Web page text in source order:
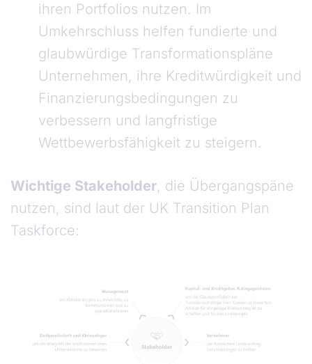
ihren Portfolios nutzen. Im
Umkehrschluss helfen fundierte und
glaubwürdige Transformationspläne
Unternehmen, ihre Kreditwürdigkeit und
Finanzierungsbedingungen zu
verbessern und langfristige
Wettbewerbsfähigkeit zu steigern.
Wichtige Stakeholder, die Übergangspäne
nutzen, sind laut der UK Transition Plan
Taskforce: